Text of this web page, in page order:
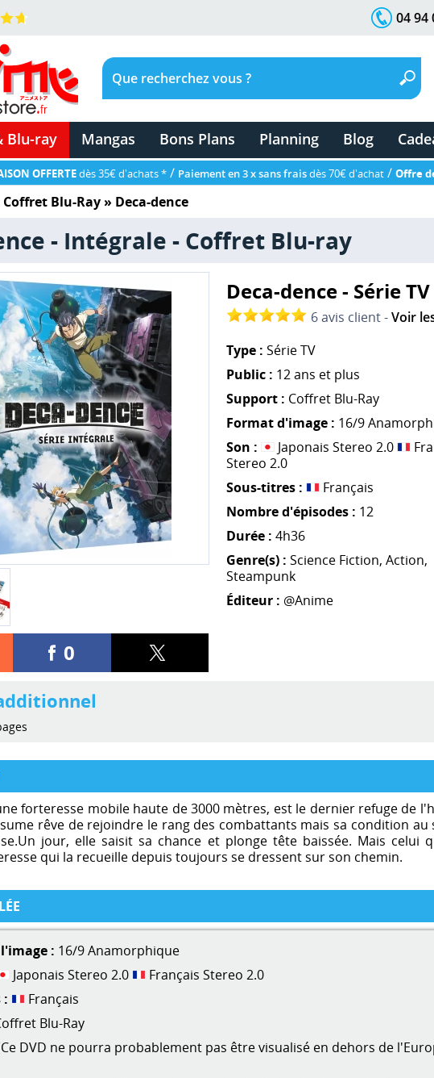
04 94
Blu-ray Mangas Bons Plans Planning Blog
OFFERTEdès 35€ d'achats * / Paiement en 3 x sans fraisdès 70€ d'achat / Offre
Coffret Blu-Ray» Deca-dence
- Intégrale - Coffret Blu-ray
0
Deca-dence - Série TV
6 avis client -Voir
Type : Série TV
Public : 12 ans et plus
Support : Coffret Blu-Ray
Format d'image : 16/9
Son :
Japonais Stereo 2.0
Stereo 2.0
Sous-titres :
Français
Nombre d'épisodes : 12
Durée : 4h36
Genre(s) : Science Fiction,Action,
Steampunk
Éditeur : @Anime
forteresse mobile haute de 3000 mètres, est le dernier refuge de
rêve de rejoindre le rang des combattants mais sa condition
jour, elle saisit sa chance et plonge tête baissée. Mais
qui la recueille depuis toujours se dressent sur son chemin.
: 16/9 Anamorphique
Japonais Stereo 2.0
Français Stereo 2.0
:
Français
Blu-Ray
DVD ne pourra probablement pas être visualisé en dehors de